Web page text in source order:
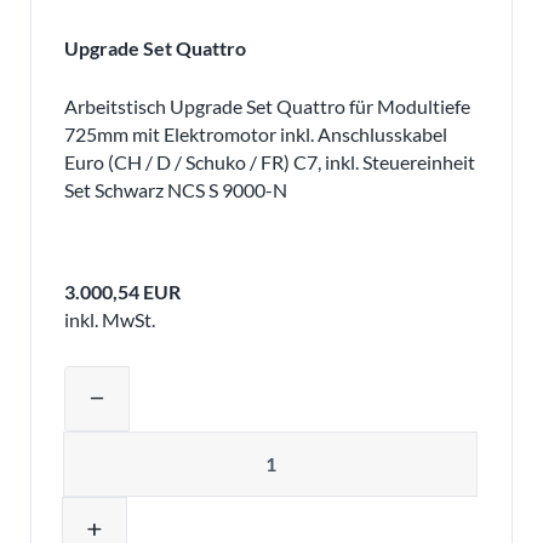
Upgrade Set Quattro
Arbeitstisch Upgrade Set Quattro für Modultiefe
725mm mit Elektromotor inkl. Anschlusskabel
Euro (CH / D / Schuko / FR) C7, inkl. Steuereinheit
Set Schwarz NCS S 9000-N
3.000,54 EUR
inkl. MwSt.
remove
add